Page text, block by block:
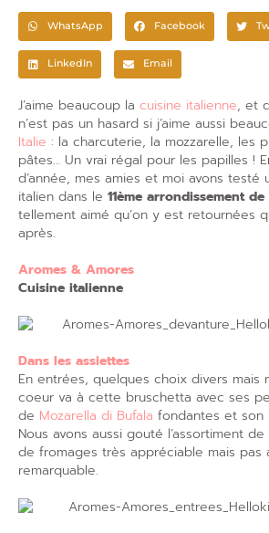
WhatsApp Facebook
LinkedIn Email
J’aime beaucoup la cuisine italienne, et
n’est pas un hasard si j’aime aussi
Italie : la charcuterie, la mozzarelle, les
pâtes… Un vrai régal pour les papilles !
d’année, mes amies et moi avons testé
italien dans le 11ème arrondissement de
tellement aimé qu’on y est retournées
après.
Aromes & Amores
Cuisine italienne
Dans les assiettes
En entrées, quelques choix divers mais
coeur va à cette bruschetta avec ses
de Mozarella di Bufala fondantes et son
Nous avons aussi gouté l’assortiment
de fromages très appréciable mais pas
remarquable.